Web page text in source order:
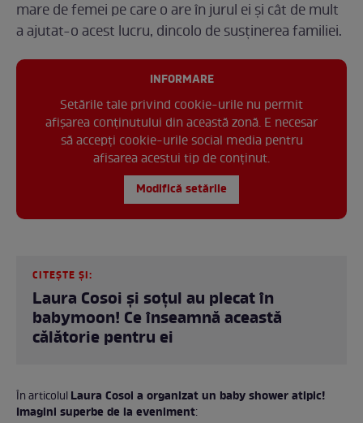
mare de femei pe care o are în jurul ei și cât de mult
a ajutat-o acest lucru, dincolo de susținerea familiei.
INFORMARE
Setările tale privind cookie-urile nu permit
afișarea conținutului din această zonă. E necesar
să accepți cookie-urile social media pentru
afisarea acestui tip de conținut.
Modifică setările
CITEȘTE ȘI:
Laura Cosoi și soțul au plecat în
babymoon! Ce înseamnă această
călătorie pentru ei
În articolulLaura Cosoi a organizat un baby shower atipic!
Imagini superbe de la eveniment: